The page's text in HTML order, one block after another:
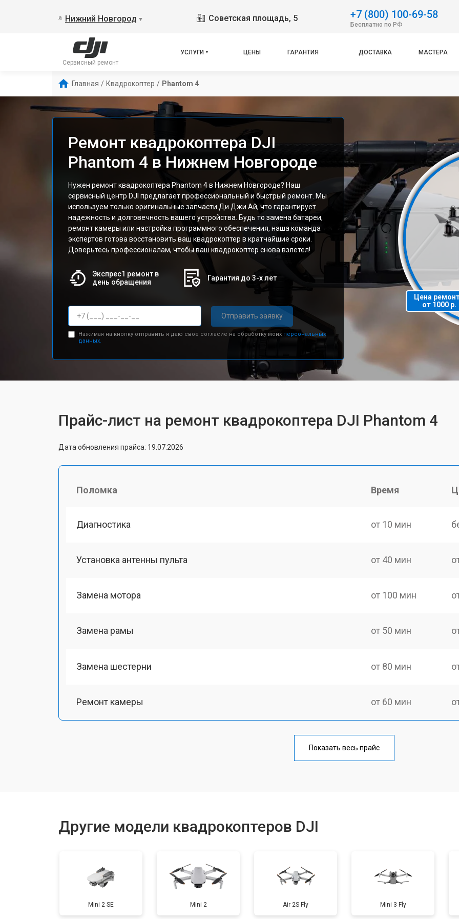
Нижний Новгород ▼ Советская площадь, 5 +7 (800) 100-69-58
Бесплатно по РФ
Сервисный ремонт
УСЛУГИ ЦЕНЫ ГАРАНТИЯ ДОСТАВКА МАСТЕРА
Главная / Квадрокоптер / Phantom 4
Ремонт квадрокоптера DJI
Phantom 4 в Нижнем Новгороде
Нужен ремонт квадрокоптера Phantom 4 в Нижнем Новгороде? Наш
сервисный центр DJI предлагает профессиональный и быстрый ремонт. Мы
используем только оригинальные запчасти Ди Джи Ай, что гарантирует
надежность и долговечность вашего устройства. Будь то замена батареи,
ремонт камеры или настройка программного обеспечения, наша команда
экспертов готова восстановить ваш квадрокоптер в кратчайшие сроки.
Доверьтесь профессионалам, чтобы ваш квадрокоптер снова взлетел!
Экспрес1 ремонт в
день обращения
Гарантия до 3-х лет
Отправить заявку
Нажимая на кнопку отправить я даю свое согласие на обработку моих персональных
данных.
Цена
от 1000 р.
Прайс-лист на ремонт квадрокоптера DJI Phantom 4
Дата обновления прайса: 19.07.2026
Поломка Время
Диагностика от 10 мин
Установка антенны пульта от 40 мин
Замена мотора от 100 мин
Замена рамы от 50 мин
Замена шестерни от 80 мин
Ремонт камеры от 60 мин
от 80 мин
Замена GPS-модуля от 60 мин
Замена аккумулятора от 50 мин
Показать весь прайс
Другие модели квадрокоптеров DJI
Mini 2 SE Mini 2 Air 2S Fly Mini 3 Fly